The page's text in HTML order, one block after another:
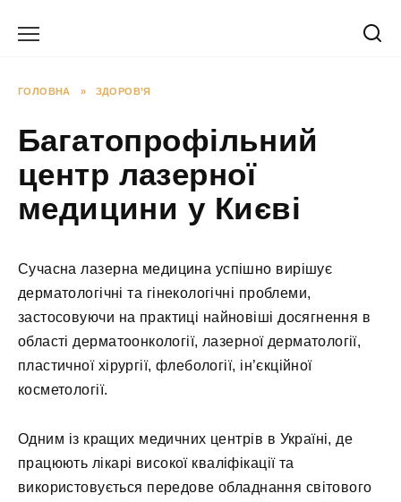
ГОЛОВНА » ЗДОРОВ’Я
Багатопрофільний
центр лазерної
медицини у Києві
Сучасна лазерна медицина успішно вирішує
дерматологічні та гінекологічні проблеми,
застосовуючи на практиці найновіші досягнення в
області дерматоонкології, лазерної дерматології,
пластичної хірургії, флебології, ін’єкційної
косметології.
Одним із кращих медичних центрів в Україні, де
працюють лікарі високої кваліфікації та
використовується передове обладнання світового